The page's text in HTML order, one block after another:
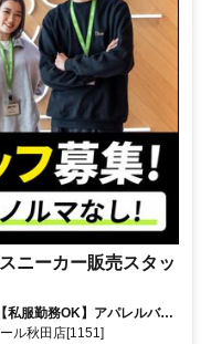
ニーカー販売スタッ
服勤務OK】アパレルバイ
ル秋田店[1151]